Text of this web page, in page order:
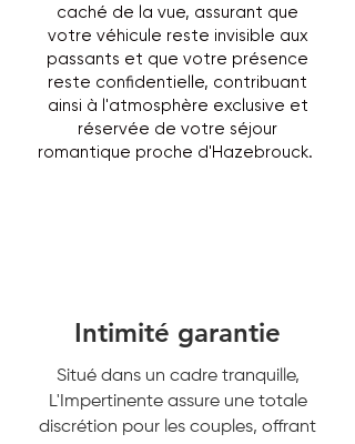
caché de la vue, assurant que
votre véhicule reste invisible aux
passants et que votre présence
reste confidentielle, contribuant
ainsi à l'atmosphère exclusive et
réservée de votre séjour
romantique proche d'Hazebrouck.
Intimité garantie
Situé dans un cadre tranquille,
L'Impertinente assure une totale
discrétion pour les couples, offrant